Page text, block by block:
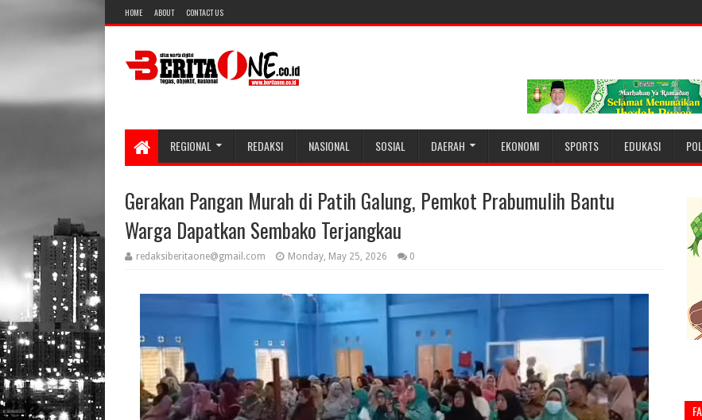
HOME ABOUT CONTACT US
REGIONAL REDAKSI NASIONAL SOSIAL DAERAH EKONOMI SPORTS EDUKASI
Gerakan Pangan Murah di Patih Galung, Pemkot Prabumulih Bantu
Warga Dapatkan Sembako Terjangkau
redaksiberitaone@gmail.com Monday, May 25, 2026 0